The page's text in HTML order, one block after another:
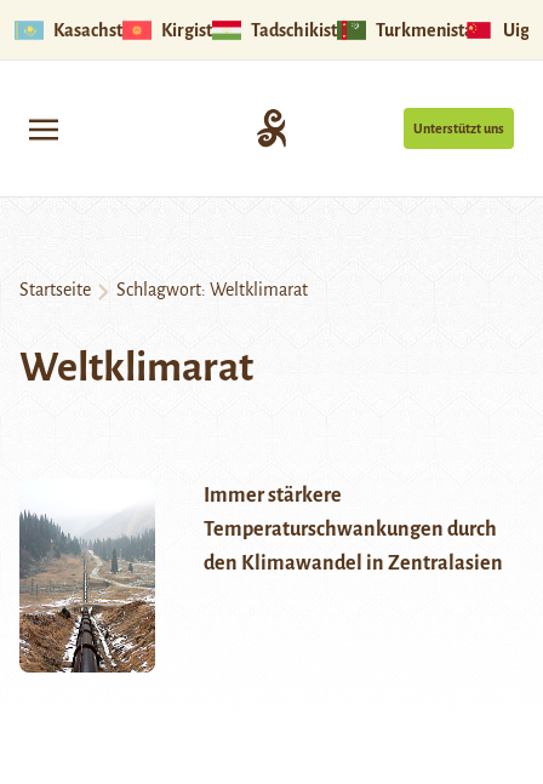
Kasachstan Kirgistan Tadschikistan Turkmenistan
Unterstützt uns
Startseite Schlagwort: Weltklimarat
Weltklimarat
Immer stärkere
Temperaturschwankungen durch
den Klimawandel in Zentralasien